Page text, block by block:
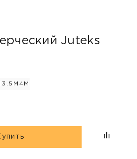
Juteks
3.5М 4М